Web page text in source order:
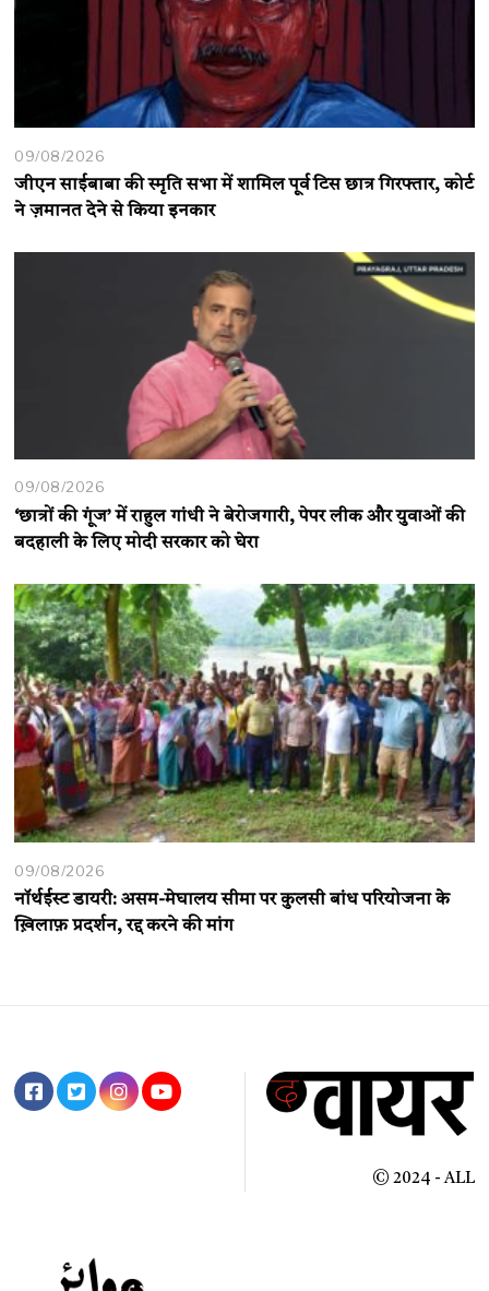
09/08/2026
जीएन साईबाबा की स्मृति सभा में शामिल पूर्व टिस छात्र गिरफ्तार, कोर्ट
ने ज़मानत देने से किया इनकार
09/08/2026
‘छात्रों की गूंज’ में राहुल गांधी ने बेरोजगारी, पेपर लीक और युवाओं की
बदहाली के लिए मोदी सरकार को घेरा
09/08/2026
नॉर्थईस्ट डायरी: असम-मेघालय सीमा पर कुलसी बांध परियोजना के
ख़िलाफ़ प्रदर्शन, रद्द करने की मांग
© 2024 - ALL